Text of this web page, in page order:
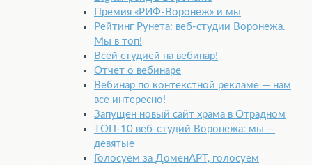
Премия «РИФ-Воронеж» и мы
Рейтинг Рунета: веб-студии Воронежа.
Мы в топ!
Всей студией на вебинар!
Отчет о вебинаре
Вебинар по контекстной рекламе — нам
все интересно!
Запущен новый сайт храма в Отрадном
ТОП-10 веб-студий Воронежа: мы —
девятые
Голосуем за ДоменАРТ, голосуем